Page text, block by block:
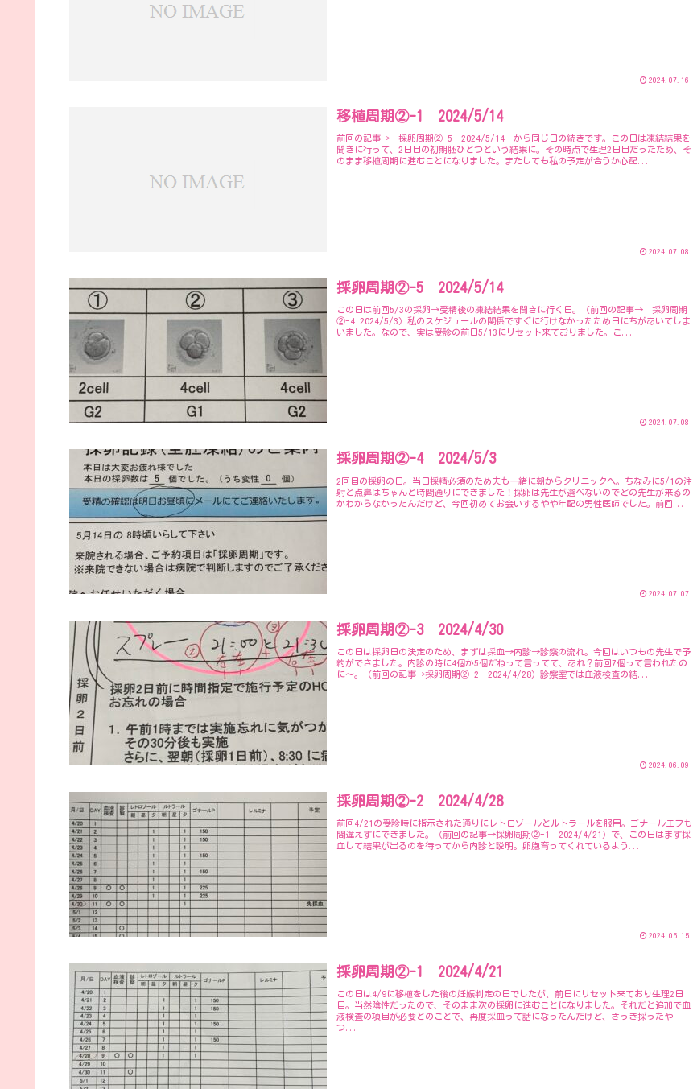
2024.07.16
移植周期②-1 2024/5/14
前回の記事→ 採卵周期②-5 2024/5/14 から同じ日の続きです。この日は凍結結果を
聞きに行って、2日目の初期胚ひとつという結果に。その時点で生理2日目だったため、そ
のまま移植周期に進むことになりました。またしても私の予定が合うか心配...
2024.07.08
採卵周期②-5 2024/5/14
この日は前回5/3の採卵→受精後の凍結結果を聞きに行く日。（前回の記事→ 採卵周期
②-4 2024/5/3）私のスケジュールの関係ですぐに行けなかったため日にちがあいてしま
いました。なので、実は受診の前日5/13にリセット来ておりました。こ...
2024.07.08
採卵周期②-4 2024/5/3
2回目の採卵の日。当日採精必須のため夫も一緒に朝からクリニックへ。ちなみに5/1の注
射と点鼻はちゃんと時間通りにできました！採卵は先生が選べないのでどの先生が来るの
かわからなかったんだけど、今回初めてお会いするやや年配の男性医師でした。前回...
2024.07.07
採卵周期②-3 2024/4/30
この日は採卵日の決定のため、まずは採血→内診→診察の流れ。今回はいつもの先生で予
約ができました。内診の時に4個か5個だねって言ってて、あれ？前回7個って言われたの
に～。（前回の記事→採卵周期②-2 2024/4/28）診察室では血液検査の結...
2024.06.09
採卵周期②-2 2024/4/28
前回4/21の受診時に指示された通りにレトロゾールとルトラールを服用。ゴナールエフも
間違えずにできました。（前回の記事→採卵周期②-1 2024/4/21）で、この日はまず採
血して結果が出るのを待ってから内診と説明。卵胞育ってくれているよう...
2024.05.15
採卵周期②-1 2024/4/21
この日は4/9に移植をした後の妊娠判定の日でしたが、前日にリセット来ており生理2日
目。当然陰性だったので、そのまま次の採卵に進むことになりました。それだと追加で血
液検査の項目が必要とのことで、再度採血って話になったんだけど、さっき採ったや
つ...